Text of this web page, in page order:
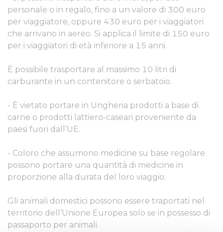
personale o in regalo, fino a un valore di 300 euro
per viaggiatore, oppure 430 euro per i viaggiatori
che arrivano in aereo. Si applica il limite di 150 euro
per i viaggiatori di età inferiore a 15 anni.
È possibile trasportare al massimo 10 litri di
carburante in un contenitore o serbatoio.
- È vietato portare in Ungheria prodotti a base di
carne o prodotti lattiero-caseari proveniente da
paesi fuori dall’UE.
- Coloro che assumono medicine su base regolare
possono portare una quantità di medicine in
proporzione alla durata del loro viaggio.
Gli animali domestici possono essere traportati nel
territorio dell’Unione Europea solo se in possesso di
passaporto per animali.